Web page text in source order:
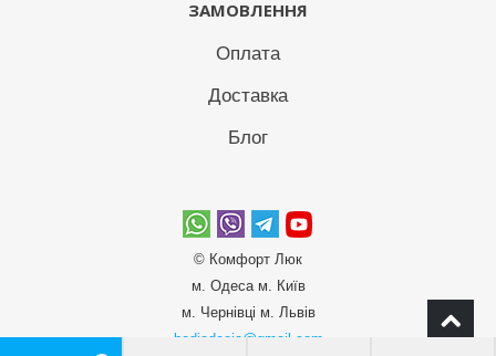
ЗАМОВЛЕННЯ
Оплата
Доставка
Блог
© Комфорт Люк
м. Одеса м. Київ
м. Чернівці м. Львів
bodiadeeja@gmail.com